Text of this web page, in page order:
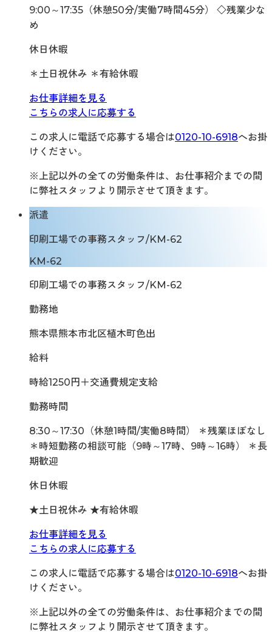
9:00～17:35（休憩50分/実働7時間45分） ◇残業少な
め
休日休暇
＊土日祝休み ＊有給休暇
お仕事詳細を見る
こちらの求人に応募する
この求人に電話で応募する場合は0120-10-6918へお掛
けください。
※上記以外の全ての労働条件は、お仕事紹介までの間
に弊社スタッフより開示させて頂きます。
派遣
印刷工場での事務スタッフ/KM-62
KM-62
印刷工場での事務スタッフ/KM-62
勤務地
熊本県熊本市北区植木町色出
給料
時給1250円＋交通費規定支給
勤務時間
8:30～17:30（休憩1時間/実働8時間） ＊残業ほぼなし
＊時短勤務の相談可能（9時～17時、9時～16時） ＊長
期歓迎
休日休暇
★土日祝休み ★有給休暇
お仕事詳細を見る
こちらの求人に応募する
この求人に電話で応募する場合は0120-10-6918へお掛
けください。
※上記以外の全ての労働条件は、お仕事紹介までの間
に弊社スタッフより開示させて頂きます。